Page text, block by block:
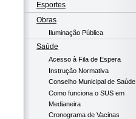
Esportes
Obras
Iluminação Pública
Saúde
Acesso à Fila de Espera
Instrução Normativa
Conselho Municipal de Saúde
Como funciona o SUS em
Medianeira
Cronograma de Vacinas